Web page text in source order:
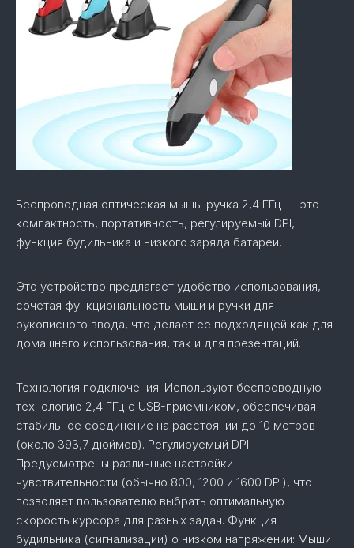
Беспроводная оптическая мышь-ручка 2,4 ГГц — это
компактность, портативность, регулируемый DPI,
функция будильника и низкого заряда батареи.
Это устройство предлагает удобство использования,
сочетая функциональность мыши и ручки для
рукописного ввода, что делает ее подходящей как для
домашнего использования, так и для презентаций.
Технология подключения: Используют беспроводную
технологию 2,4 ГГц с USB-приемником, обеспечивая
стабильное соединение на расстоянии до 10 метров
(около 393,7 дюймов). Регулируемый DPI:
Предусмотрены различные настройки
чувствительности (обычно 800, 1200 и 1600 DPI), что
позволяет пользователю выбрать оптимальную
скорость курсора для разных задач. Функция
будильника (сигнализации) о низком напряжении: Мыши